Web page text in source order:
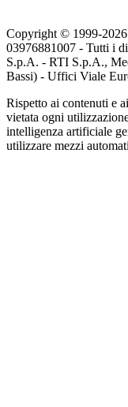
Copyright © 1999-2026
03976881007 - Tutti i
S.p.A. - RTI S.p.A.,
Bassi) - Uffici Viale
Rispetto ai contenuti e
vietata ogni
intelligenza artificiale
utilizzare mezzi